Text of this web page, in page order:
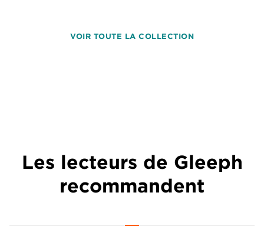
VOIR TOUTE LA COLLECTION
Les lecteurs de Gleeph
recommandent